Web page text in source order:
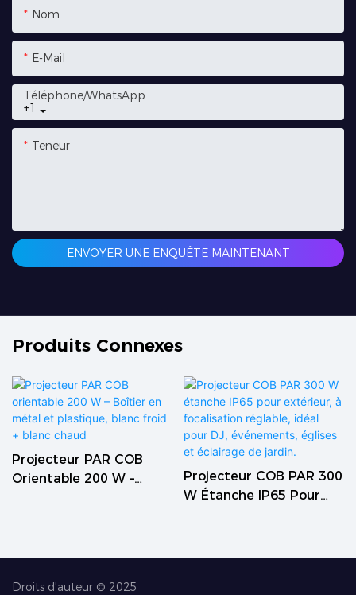
Nom
E-Mail
+1
Téléphone/WhatsApp
Teneur
ENVOYER UNE ENQUÊTE MAINTENANT
Produits Connexes
Projecteur PAR COB
Orientable 200 W –
Projecteur COB PAR 300
W Étanche IP65 Pour
Droits d'auteur © 2025